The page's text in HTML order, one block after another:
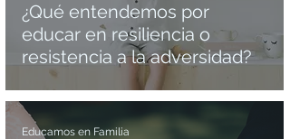
¿Qué entendemos por
educar en resiliencia o
resistencia a la adversidad?
Educamos en Familia